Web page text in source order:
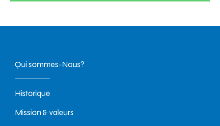
Qui sommes-Nous?
Historique
Mission & valeurs